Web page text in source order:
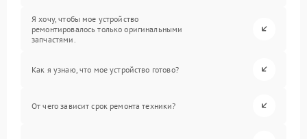
Я хочу, чтобы мое устройство
ремонтировалось только оригинальными
запчастями.
Как я узнаю, что мое устройство готово?
От чего зависит срок ремонта техники?